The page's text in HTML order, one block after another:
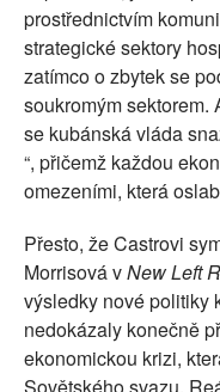
prostřednictvím
strategické sektory
zatímco o zbytek se
soukromým sektorem.
se kubánská vláda
“, přičemž každou
omezeními, která
Přesto, že Castrovi
Morrisová vNew Left
výsledky nové politiky
nedokázaly konečně
ekonomickou krizi,